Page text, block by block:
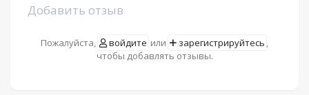
Добавить отзыв
Пожалуйста, войдите или зарегистрируйтесь ,
чтобы добавлять отзывы.